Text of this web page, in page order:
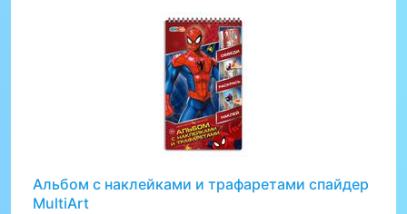
Альбом с наклейками и трафаретами спайдер
MultiArt